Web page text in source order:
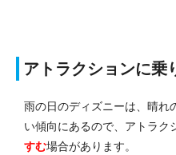
アトラクションに乗
雨の日のディズニーは、晴れ
い傾向にあるので、アトラク
すむ場合があります。